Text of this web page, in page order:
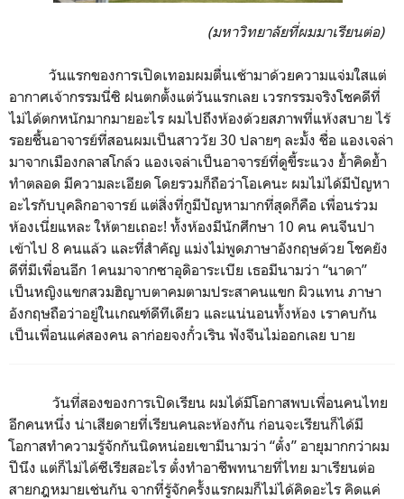
(มหาวิทยาลัยที่ผมมาเรียนต่อ)
วันแรกของการเปิดเทอมผมตื่นเช้ามาด้วยความแจ่มใสแต่
อากาศเจ้ากรรมนี่ซิ ฝนตกตั้งแต่วันแรกเลย เวรกรรมจริงโชคดีที่
ไม่ได้ตกหนักมากมายอะไร ผมไปถึงห้องด้วยสภาพที่แห้งสบาย ไร้
รอยชื้นอาจารย์ที่สอนผมเป็นสาววัย 30 ปลายๆ ละมั้ง ชื่อ แองเจล่า
มาจากเมืองกลาสโกล์ว แองเจล่าเป็นอาจารย์ที่ดูขี้ระแวง ย้ำคิดย้ำ
ทำตลอด มีความละเอียด โดยรวมก็ถือว่าโอเคนะ ผมไม่ได้มีปัญหา
อะไรกับบุคลิกอาจารย์ แต่สิ่งที่กูมีปัญหามากที่สุดก็คือ เพื่อนร่วม
ห้องเนี่ยแหละ ให้ตายเถอะ! ทั้งห้องมีนักศึกษา 10 คน คนจีนปา
เข้าไป 8 คนแล้ว และที่สำคัญ แม่งไม่พูดภาษาอังกฤษด้วย โชคยัง
ดีที่มีเพื่อนอีก 1 คนมาจากซาอุดิอาระเบีย เธอมีนามว่า “นาดา”
เป็นหญิงแขกสวมฮิญาบตาคมตามประสาคนแขก ผิวแทน ภาษา
อังกฤษถือว่าอยู่ในเกณฑ์ดีทีเดียว และแน่นอนทั้งห้อง เราคบกัน
เป็นเพื่อนแค่สองคน ลาก่อยจงกั๋วเริน ฟังจีนไม่ออกเลย บาย
วันที่สองของการเปิดเรียน ผมได้มีโอกาสพบเพื่อนคนไทย
อีกคนหนึ่ง น่าเสียดายที่เรียนคนละห้องกัน ก่อนจะเรียนก็ได้มี
โอกาสทำความรู้จักกันนิดหน่อยเขามีนามว่า “ตั๋ง” อายุมากกว่าผม
ปีนึง แต่ก็ไม่ได้ซีเรียสอะไร ตั๋งทำอาชีพทนายที่ไทย มาเรียนต่อ
สายกฎหมายเช่นกัน จากที่รู้จักครั้งแรกผมก็ไม่ได้คิดอะไร คิดแค่